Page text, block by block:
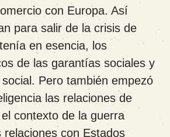
con Europa. Así
para salir de la crisis de
en esencia, los
de las garantías sociales y
Pero también empezó
las relaciones de
contexto de la guerra
relaciones con Estados